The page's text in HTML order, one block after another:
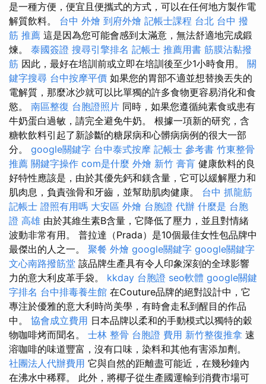
是一種方便，便宜且便攜式的方式，可以在任何地方製作電
解質飲料。 台中 外燴 到府外燴 記帳士課程 台北 台中 撥
筋 推薦 這是因為您可能會感到太滿意，無法舒適地完成鍛
煉。 泰國簽證 搜尋引擎排名 記帳士 推薦用書 筋膜沾黏撥
筋 因此，最好在培訓前或立即在培訓後至少1小時食用。 關
鍵字搜尋 台中按摩平價 如果您的胃部不適並想替換丟失的
電解質，那麼冰沙就可以比單獨的許多食物更容易消化和食
慾。 南區整復 台胞證照片 同時，如果您遵循純素食或患有
牛奶蛋白過敏，請完全避免牛奶。 根據一項新的研究，含
糖軟飲料引起了新診斷的糖尿病和心髒病病例的很大一部
分。 google關鍵字 台中泰式按摩 記帳士 參考書 竹東整骨
推薦 關鍵字操作 com是什麼 外燴 新竹 膏肓 健康飲料的良
好特性應該是，由於其優先鈣和鎂含量，它可以緩解壓力和
肌肉息，負責強骨和牙齒，並幫助肌肉健康。 台中 抓龍筋
記帳士 證照有用嗎 大安區 外燴 台胞證 代辦 什麼是 台胞
證 高雄 由於其維生素B含量，它降低了壓力，並且對情緒
波動非常有用。 普拉達（Prada）是10個最佳女性包品牌中
最傑出的人之一。 聚餐 外燴 google關鍵字 google關鍵字
文心南路撥筋堂 該品牌生產具有令人印象深刻的全球影響
力的意大利皮革手袋。 kkday 台胞證 seo軟體 google關鍵
字排名 台中排毒養生館 在Couture品牌的絕對設計中，它
專注於優雅的意大利時尚美學，有時會走私到醒目的作品
中。 協會成立費用 日本品牌以柔和的手動模式以獨特的穀
物咖啡烤而聞名。 士林 整骨 台胞證 費用 新竹整復推拿 速
溶咖啡的味道豐富，沒有口味，染料和其他有害添加劑。
社團法人代辦費用 它與自然的距離盡可能近，在幾秒鐘內
在沸水中稀釋。 此外，將椰子從生產國運輸到消費市場可